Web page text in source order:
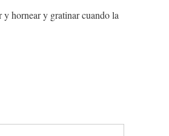
y hornear y gratinar cuando la